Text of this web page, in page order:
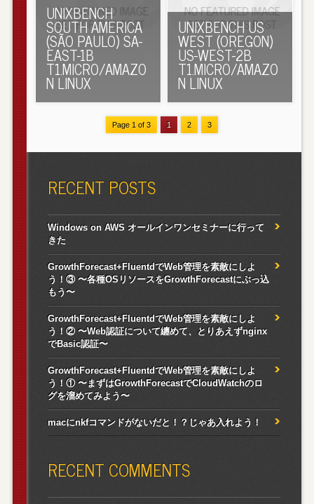
UNIXBENCH
SOUTH AMERICA
(SÃO PAULO) SA-
EAST-1B
T1.MICRO/AMAZO
N LINUX
UNIXBENCH US
WEST (OREGON)
US-WEST-2B
T1.MICRO/AMAZO
N LINUX
Page 1 of 3 1 2 3
RECENT POSTS
Windows on AWS オールインワンセミナーに行って
きた
GrowthForecast+FluentdでWeb管理を素敵にしよ
う！③ 〜各種OSリソースをGrowthForecastにぶっ込
もう〜
GrowthForecast+FluentdでWeb管理を素敵にしよ
う！② 〜Web認証について纏めて、とりあえずnginx
でBasic認証〜
GrowthForecast+FluentdでWeb管理を素敵にしよ
う！① 〜まずはGrowthForecastでCloudWatchのロ
グを溜めてみよう〜
macにnkfコマンドがないだと！？じゃあ入れよう！
RECENT COMMENTS